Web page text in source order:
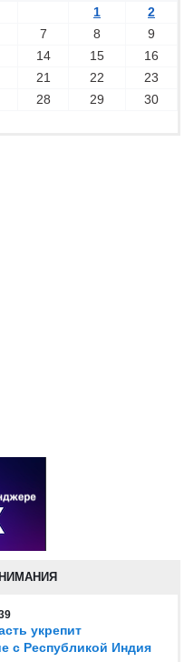
1
2
7 8
9
14 15
16
21 22
23
28 29
30
укрепит
с Республикой Индия